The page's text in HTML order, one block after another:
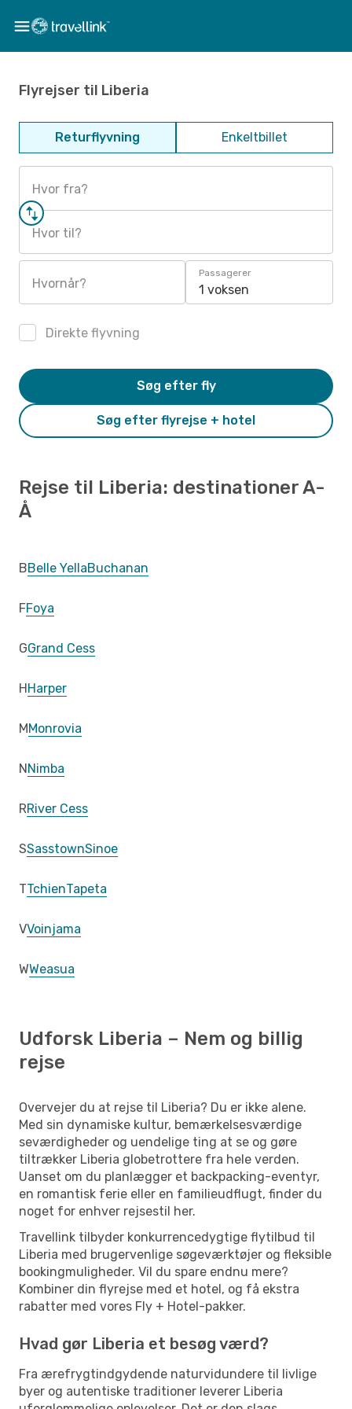
Flyrejser til Liberia
Returflyvning Enkeltbillet
Hvor fra?
Hvor til?
Hvornår?
Passagerer
1 voksen
Direkte flyvning
Søg efter flyrejse + hotel
Søg efter fly
Rejse til Liberia: destinationer A-
Å
BBelle YellaBuchanan
FFoya
GGrand Cess
HHarper
MMonrovia
NNimba
RRiver Cess
SSasstownSinoe
TTchienTapeta
VVoinjama
WWeasua
Udforsk Liberia – Nem og billig
rejse
Overvejer du at rejse til Liberia? Du er ikke alene.
Med sin dynamiske kultur, bemærkelsesværdige
seværdigheder og uendelige ting at se og gøre
tiltrækker Liberia globetrottere fra hele verden.
Uanset om du planlægger et backpacking-eventyr,
en romantisk ferie eller en familieudflugt, finder du
noget for enhver rejsestil her.
Travellink tilbyder konkurrencedygtige flytilbud til
Liberia med brugervenlige søgeværktøjer og fleksible
bookingmuligheder. Vil du spare endnu mere?
Kombiner din flyrejse med et hotel, og få ekstra
rabatter med vores Fly + Hotel-pakker.
Hvad gør Liberia et besøg værd?
Fra ærefrygtindgydende naturvidundere til livlige
byer og autentiske traditioner leverer Liberia